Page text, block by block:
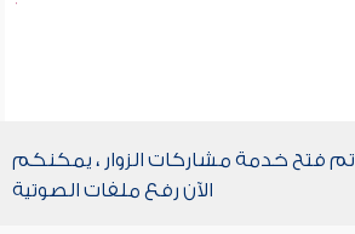
تم فتح خدمة مشاركات الزوار ، يمكنكم
الآن رفع ملفات الصوتية